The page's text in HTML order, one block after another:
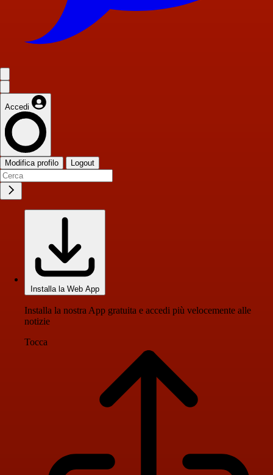
Accedi
Modifica profilo Logout
Installa la Web App
Installa la nostra App gratuita e accedi più velocemente alle
notizie
Tocca